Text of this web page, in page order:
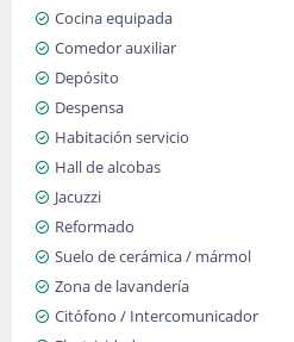
Cocina equipada
Comedor auxiliar
Depósito
Despensa
Habitación servicio
Hall de alcobas
Jacuzzi
Reformado
Suelo de cerámica / mármol
Zona de lavandería
Citófono / Intercomunicador